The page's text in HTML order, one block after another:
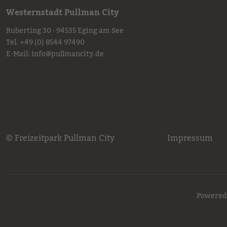
Westernstadt Pullman City
Ruberting 30 · 94535 Eging am See
Tel.+49 (0) 8544 97490
E-Mail:info@pullmancity.de
Impressum
© Freizeitpark Pullman City